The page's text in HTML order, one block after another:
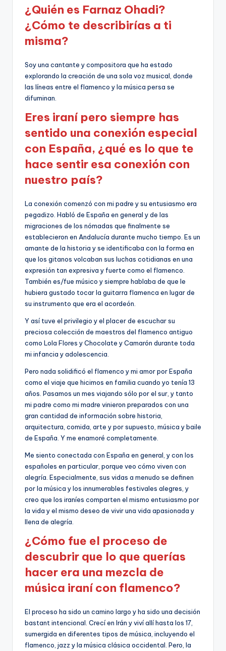
¿Quién es Farnaz Ohadi?
¿Cómo te describirías a ti
misma?
Soy una cantante y compositora que ha estado
explorando la creación de una sola voz musical, donde
las líneas entre el flamenco y la música persa se
difuminan.
Eres iraní pero siempre has
sentido una conexión especial
con España, ¿qué es lo que te
hace sentir esa conexión con
nuestro país?
La conexión comenzó con mi padre y su entusiasmo era
pegadizo. Habló de España en general y de las
migraciones de los nómadas que finalmente se
establecieron en Andalucía durante mucho tiempo. Es un
amante de la historia y se identificaba con la forma en
que los gitanos volcaban sus luchas cotidianas en una
expresión tan expresiva y fuerte como el flamenco.
También es/fue músico y siempre hablaba de que le
hubiera gustado tocar la guitarra flamenca en lugar de
su instrumento que era el acordeón.
Y así tuve el privilegio y el placer de escuchar su
preciosa colección de maestros del flamenco antiguo
como Lola Flores y Chocolate y Camarón durante toda
mi infancia y adolescencia.
Pero nada solidificó el flamenco y mi amor por España
como el viaje que hicimos en familia cuando yo tenía 13
años. Pasamos un mes viajando sólo por el sur, y tanto
mi padre como mi madre vinieron preparados con una
gran cantidad de información sobre historia,
arquitectura, comida, arte y por supuesto, música y baile
de España. Y me enamoré completamente.
Me siento conectada con España en general, y con los
españoles en particular, porque veo cómo viven con
alegría. Especialmente, sus vidas a menudo se definen
por la música y los innumerables festivales alegres, y
creo que los iraníes comparten el mismo entusiasmo por
la vida y el mismo deseo de vivir una vida apasionada y
llena de alegría.
¿Cómo fue el proceso de
descubrir que lo que querías
hacer era una mezcla de
música iraní con flamenco?
El proceso ha sido un camino largo y ha sido una decisión
bastant intencional. Crecí en Irán y viví allí hasta los 17,
sumergida en diferentes tipos de música, incluyendo el
flamenco, jazz y la música clásica occidental. Pero, la